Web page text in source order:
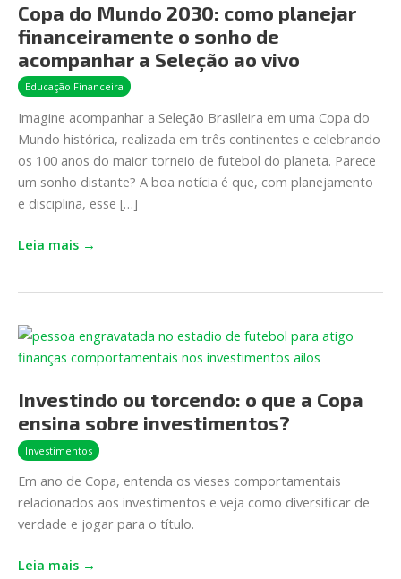
Copa do Mundo 2030: como planejar
financeiramente o sonho de
acompanhar a Seleção ao vivo
Educação Financeira
Imagine acompanhar a Seleção Brasileira em uma Copa do
Mundo histórica, realizada em três continentes e celebrando
os 100 anos do maior torneio de futebol do planeta. Parece
um sonho distante? A boa notícia é que, com planejamento
e disciplina, esse […]
Mundo
2030:
como
planejar
financeiramente
o
sonho
de
acompanhar
a
ao
Leia mais →
Investindo ou torcendo: o que a Copa
ensina sobre investimentos?
Investimentos
Em ano de Copa, entenda os vieses comportamentais
relacionados aos investimentos e veja como diversificar de
verdade e jogar para o título.
Investindo
ou
a Copa
ensina
sobre
investimentos?
Leia mais →